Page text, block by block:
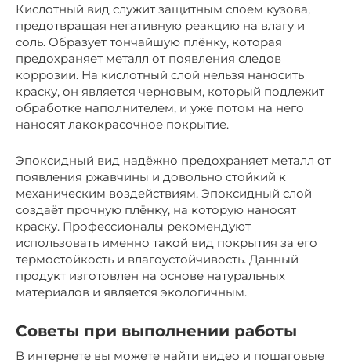
Кислотный вид служит защитным слоем кузова,
предотвращая негативную реакцию на влагу и
соль. Образует тончайшую плёнку, которая
предохраняет металл от появления следов
коррозии. На кислотный слой нельзя наносить
краску, он является черновым, который подлежит
обработке наполнителем, и уже потом на него
наносят лакокрасочное покрытие.
Эпоксидный вид надёжно предохраняет металл от
появления ржавчины и довольно стойкий к
механическим воздействиям. Эпоксидный слой
создаёт прочную плёнку, на которую наносят
краску. Профессионалы рекомендуют
использовать именно такой вид покрытия за его
термостойкость и влагоустойчивость. Данный
продукт изготовлен на основе натуральных
материалов и является экологичным.
Советы при выполнении работы
В интернете вы можете найти видео и пошаговые